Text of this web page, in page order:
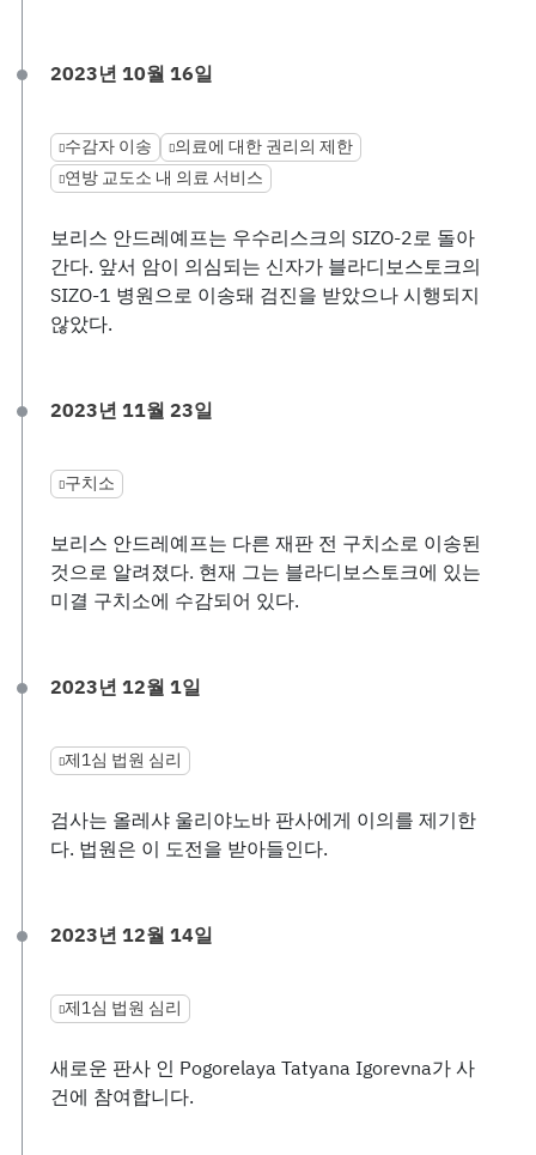
2023년 10월 16일
수감자 이송
의료에 대한 권리의 제한
연방 교도소 내 의료 서비스
보리스 안드레예프는 우수리스크의 SIZO-2로 돌아
간다. 앞서 암이 의심되는 신자가 블라디보스토크의
SIZO-1 병원으로 이송돼 검진을 받았으나 시행되지
않았다.
2023년 11월 23일
구치소
보리스 안드레예프는 다른 재판 전 구치소로 이송된
것으로 알려졌다. 현재 그는 블라디보스토크에 있는
미결 구치소에 수감되어 있다.
2023년 12월 1일
제1심 법원 심리
검사는 올레샤 울리야노바 판사에게 이의를 제기한
다. 법원은 이 도전을 받아들인다.
2023년 12월 14일
제1심 법원 심리
새로운 판사 인 Pogorelaya Tatyana Igorevna가 사
건에 참여합니다.